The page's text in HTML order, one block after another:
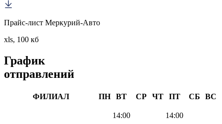
Прайс-лист Меркурий-Авто
xls, 100 кб
График
отправлений
ФИЛИАЛ ПН ВТ СР ЧТ ПТ СБ ВС
14:00
14:00